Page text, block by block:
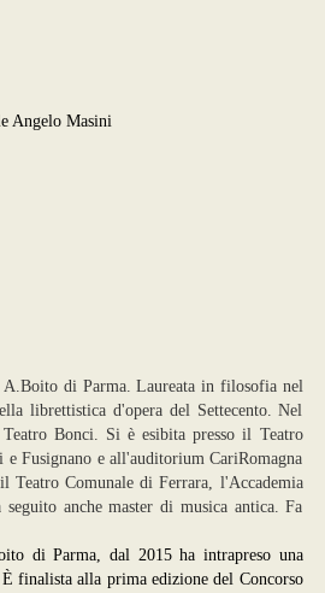
Angelo Masini
di Parma. Laureata in filosofia nel
librettistica d'opera del Settecento. Nel
Bonci. Si è esibita presso il Teatro
Fusignano e all'auditorium CariRomagna
Teatro Comunale di Ferrara, l'Accademia
anche master di musica antica. Fa
di Parma, dal 2015 ha intrapreso una
finalista alla prima edizione del Concorso